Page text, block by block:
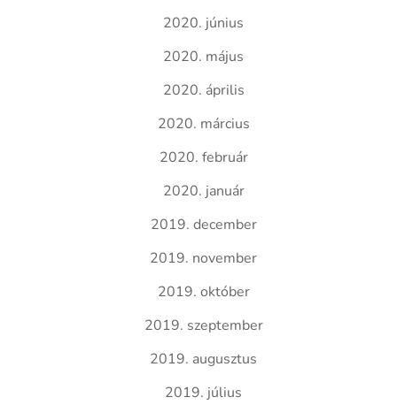
2020. június
2020. május
2020. április
2020. március
2020. február
2020. január
2019. december
2019. november
2019. október
2019. szeptember
2019. augusztus
2019. július